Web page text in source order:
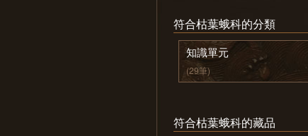
符合枯葉蛾科的分類
知識單元
(29筆)
符合枯葉蛾科的藏品